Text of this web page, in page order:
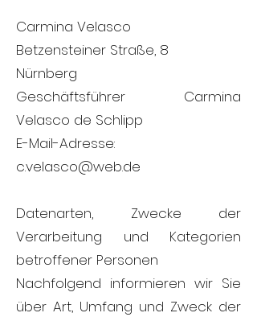
Carmina Velasco
Betzensteiner Straße, 8
Nürnberg
Geschäftsführer Carmina
Velasco de Schlipp
E-Mail-Adresse:
c.velasco@web.de
Datenarten, Zwecke der
Verarbeitung und Kategorien
betroffener Personen
Nachfolgend informieren wir Sie
über Art, Umfang und Zweck der